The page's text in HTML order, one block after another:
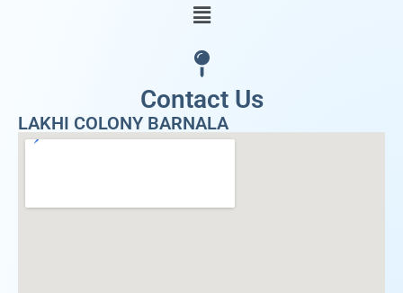
Contact Us
LAKHI COLONY BARNALA